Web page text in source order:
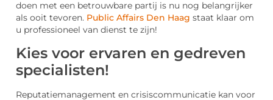
doen met een betrouwbare partij is nu nog belangrijker
als ooit tevoren. Public Affairs Den Haag staat klaar om
u professioneel van dienst te zijn!
Kies voor ervaren en gedreven
specialisten!
Reputatiemanagement en crisiscommunicatie kan voor